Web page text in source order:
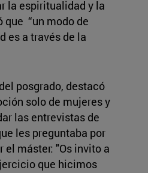
la espiritualidad y la
que “un modo de
es a través de la
posgrado, destacó
solo de mujeres y
las entrevistas de
les preguntaba por
el máster: "Os invito a
que hicimos